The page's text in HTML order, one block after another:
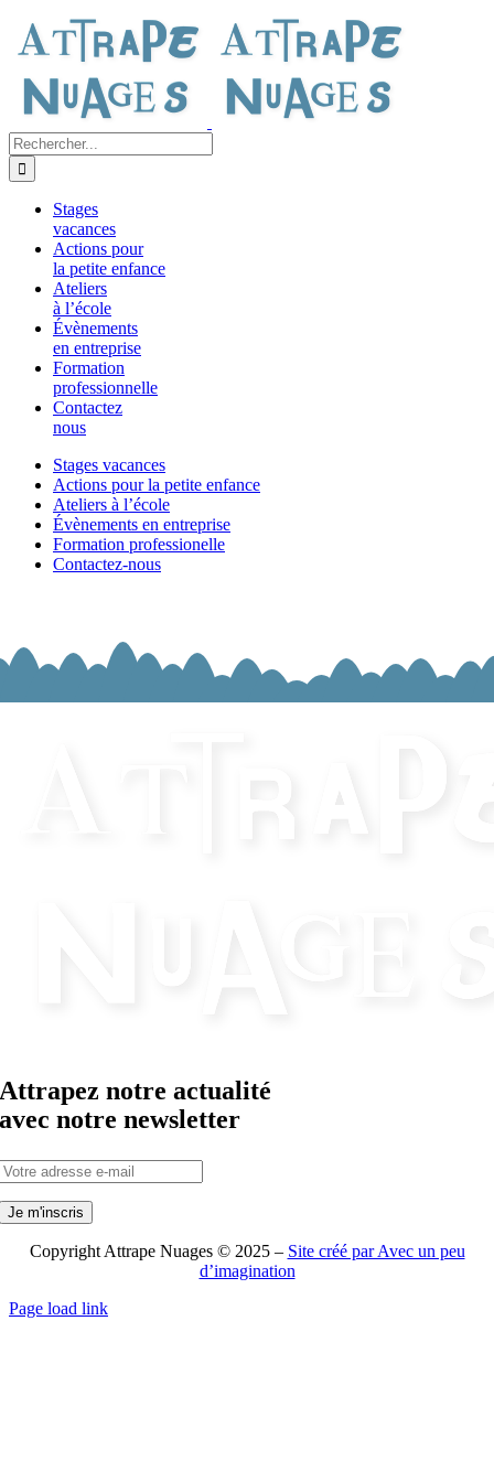
contenu
Rechercher:
Stages
vacances
Actions pour
la petite enfance
Ateliers
à l’école
Évènements
en entreprise
Formation
professionnelle
Contactez
nous
Stages vacances
Actions pour la petite enfance
Ateliers à l’école
Évènements en entreprise
Formation professionelle
Contactez-nous
Attrapez notre actualité
avec notre newsletter
Copyright Attrape Nuages © 2025 – Site créé par Avec un peu
d’imagination
Page load link